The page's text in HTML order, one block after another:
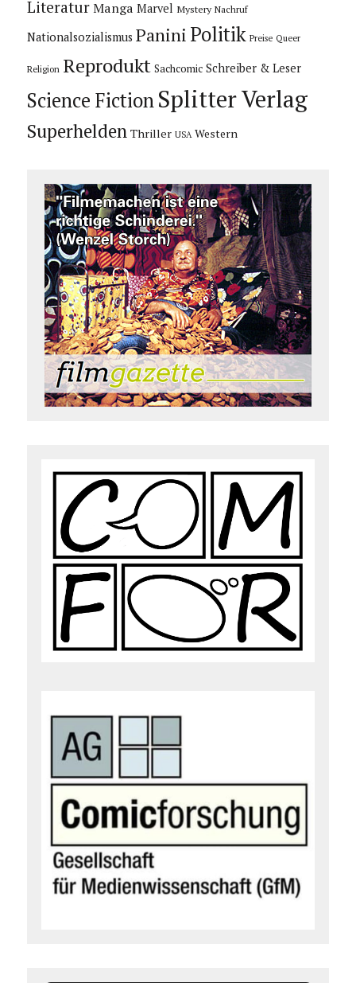
Literatur Manga Marvel Mystery Nachruf
Nationalsozialismus Panini Politik Preise Queer
Religion Reprodukt Sachcomic Schreiber & Leser
Science Fiction Splitter Verlag
Superhelden Thriller USA Western